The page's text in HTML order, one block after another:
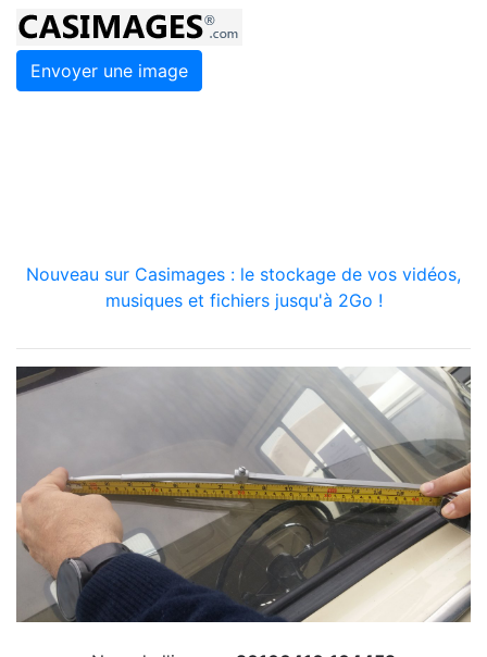
Envoyer une image
Nouveau sur Casimages : le stockage de vos vidéos,
musiques et fichiers jusqu'à 2Go !